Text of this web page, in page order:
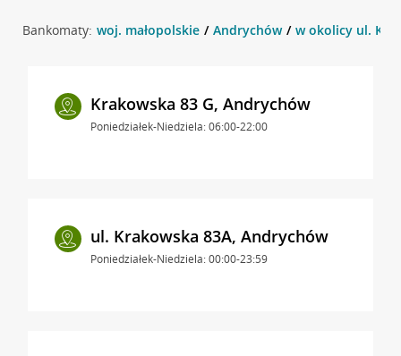
Bankomaty: woj. małopolskie Andrychów w okolicy ul.
Krakowska 83 G, Andrychów
Poniedziałek-Niedziela: 06:00-22:00
ul. Krakowska 83A, Andrychów
Poniedziałek-Niedziela: 00:00-23:59